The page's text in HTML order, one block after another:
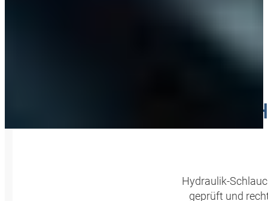
DIE
Hydraulik-
geprüft und